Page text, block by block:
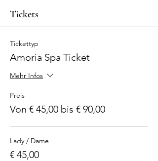
Tickets
Tickettyp
Amoria Spa Ticket
Mehr Infos
Preis
Von € 45,00 bis € 90,00
Lady / Dame
€ 45,00